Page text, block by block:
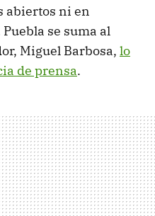
abiertos ni en
se suma al
Miguel Barbosa, lo
de prensa.